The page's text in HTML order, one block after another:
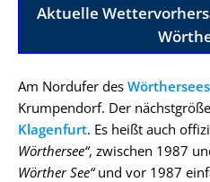
Aktuelle
Am Nordufer des Wörthersees
Krumpendorf. Der
Klagenfurt. Es heißt auch
Wörthersee“, zwischen 1987
Wörther See“und vor 1987